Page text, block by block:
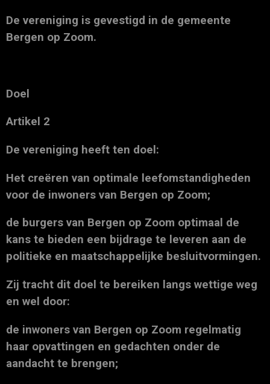
De vereniging is gevestigd in de gemeente
Bergen op Zoom.
Doel
Artikel 2
De vereniging heeft ten doel:
Het creëren van optimale leefomstandigheden
voor de inwoners van Bergen op Zoom;
de burgers van Bergen op Zoom optimaal de
kans te bieden een bijdrage te leveren aan de
politieke en maatschappelijke besluitvormingen.
Zij tracht dit doel te bereiken langs wettige weg
en wel door:
de inwoners van Bergen op Zoom regelmatig
haar opvattingen en gedachten onder de
aandacht te brengen;